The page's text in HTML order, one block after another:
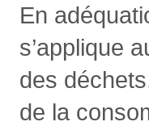
En
s’applique
des
de la